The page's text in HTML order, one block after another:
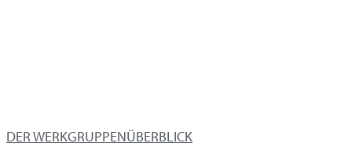
DER WERKGRUPPENÜBERBLICK